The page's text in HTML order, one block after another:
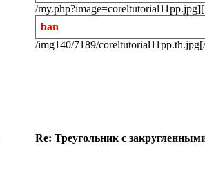
/
ban
/img140/7189/
Re: Треугольник с